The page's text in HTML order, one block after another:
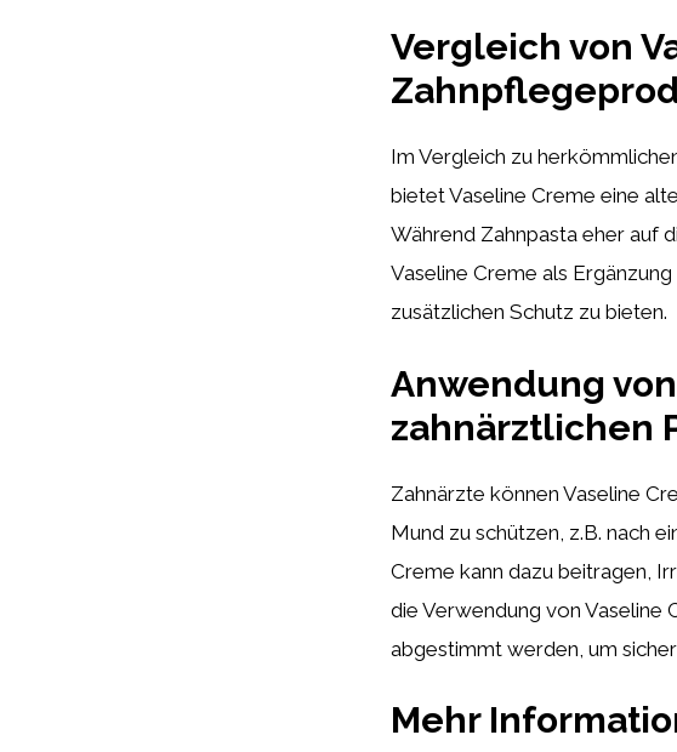
Vergleich von
Im Vergleich zu
bietet Vaseline Creme eine
Während Zahnpasta eher auf
Vaseline Creme als
zusätzlichen Schutz zu bieten.
Anwendung
zahnärztlichen
Zahnärzte können Vaseline
Mund zu schützen, z.B. nach
Creme kann dazu beitragen,
die Verwendung von Vaseline
abgestimmt werden, um
Mehr